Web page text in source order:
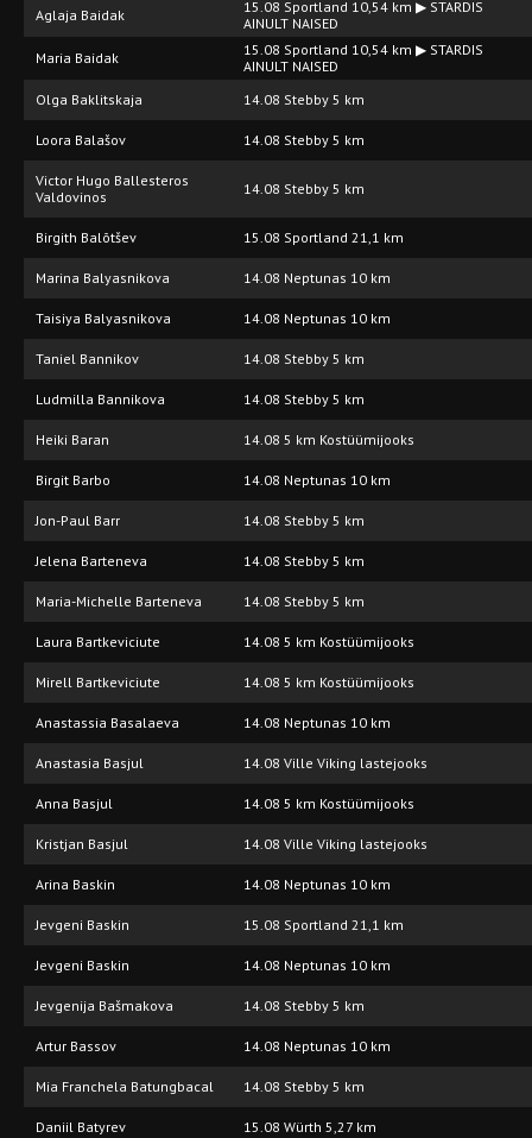
Aglaja Baidak
15.08 Sportland 10,54 km ▶ STARDIS
AINULT NAISED
Maria Baidak
15.08 Sportland 10,54 km ▶ STARDIS
AINULT NAISED
Olga Baklitskaja
14.08 Stebby 5 km
Loora Balašov 14.08 Stebby 5 km
Victor Hugo Ballesteros
Valdovinos
14.08 Stebby 5 km
Birgith Balõtšev 15.08 Sportland 21,1 km
Marina Balyasnikova 14.08 Neptunas 10 km
Taisiya Balyasnikova 14.08 Neptunas 10 km
Taniel Bannikov 14.08 Stebby 5 km
Ludmilla Bannikova 14.08 Stebby 5 km
Heiki Baran 14.08 5 km Kostüümijooks
Birgit Barbo 14.08 Neptunas 10 km
Jon-Paul Barr 14.08 Stebby 5 km
Jelena Barteneva 14.08 Stebby 5 km
Maria-Michelle Barteneva 14.08 Stebby 5 km
Laura Bartkeviciute 14.08 5 km Kostüümijooks
Mirell Bartkeviciute 14.08 5 km Kostüümijooks
Anastassia Basalaeva 14.08 Neptunas 10 km
Anastasia Basjul 14.08 Ville Viking lastejooks
Anna Basjul 14.08 5 km Kostüümijooks
Kristjan Basjul 14.08 Ville Viking lastejooks
Arina Baskin 14.08 Neptunas 10 km
Jevgeni Baskin 15.08 Sportland 21,1 km
Jevgeni Baskin 14.08 Neptunas 10 km
Jevgenija Bašmakova 14.08 Stebby 5 km
Artur Bassov 14.08 Neptunas 10 km
Mia Franchela Batungbacal 14.08 Stebby 5 km
Daniil Batyrev 15.08 Würth 5,27 km